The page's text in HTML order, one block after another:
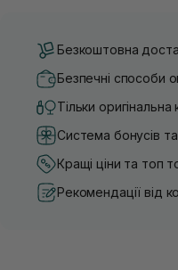
Безкоштовна
Безпечні способи
Тільки
Система бонусів
Кращі ціни та топ
Рекомендації від